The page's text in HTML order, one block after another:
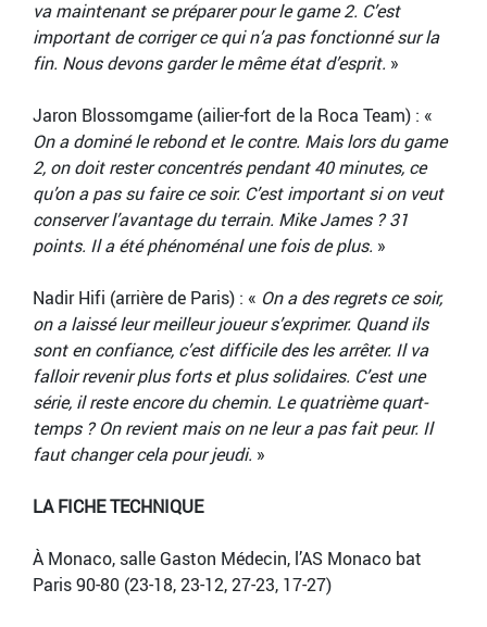
va maintenant se préparer pour le game 2. C’est
important de corriger ce qui n’a pas fonctionné sur la
fin. Nous devons garder le même état d’esprit. »
Jaron Blossomgame (ailier-fort de la Roca Team) : «
On a dominé le rebond et le contre. Mais lors du game
2, on doit rester concentrés pendant 40 minutes, ce
qu’on a pas su faire ce soir. C’est important si on veut
conserver l’avantage du terrain. Mike James ? 31
points. Il a été phénoménal une fois de plus. »
Nadir Hifi (arrière de Paris) : « On a des regrets ce soir,
on a laissé leur meilleur joueur s’exprimer. Quand ils
sont en confiance, c’est difficile des les arrêter. Il va
falloir revenir plus forts et plus solidaires. C’est une
série, il reste encore du chemin. Le quatrième quart-
temps ? On revient mais on ne leur a pas fait peur. Il
faut changer cela pour jeudi. »
LA FICHE TECHNIQUE
À Monaco, salle Gaston Médecin, l’AS Monaco bat
Paris 90-80 (23-18, 23-12, 27-23, 17-27)